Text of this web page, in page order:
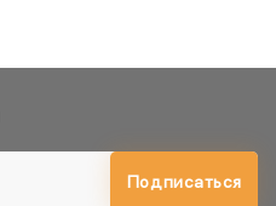
Подписаться